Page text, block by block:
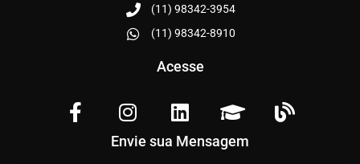
(11) 98342-3954
(11) 98342-8910
Acesse
Envie sua Mensagem